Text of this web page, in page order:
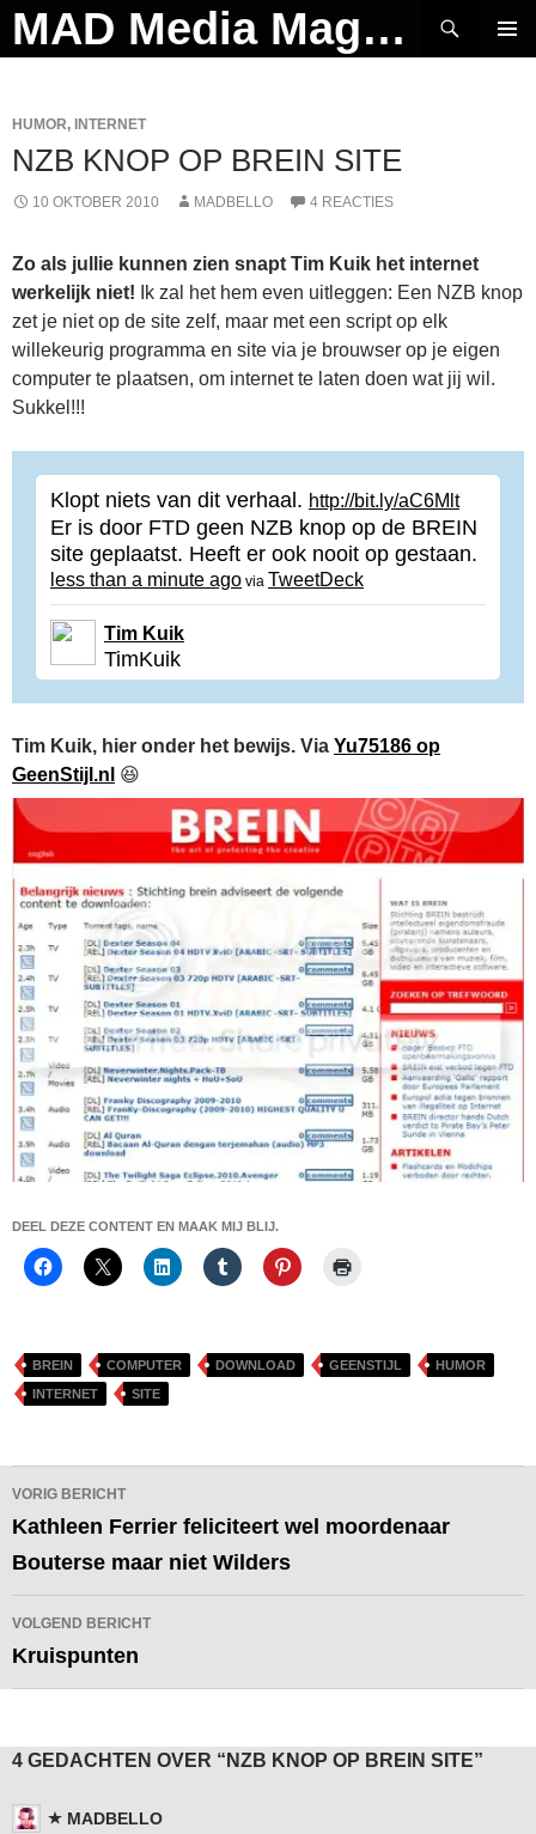
Ga
naar
MAD Media Magazine
Zoeken
HUMOR, INTERNET
NZB KNOP OP BREIN SITE
10 OKTOBER 2010 MADBELLO 4 REACTIES
Zo als jullie kunnen zien snapt Tim Kuik het internet
werkelijk niet! Ik zal het hem even uitleggen: Een NZB knop
zet je niet op de site zelf, maar met een script op elk
willekeurig programma en site via je brouwser op je eigen
computer te plaatsen, om internet te laten doen wat jij wil.
Sukkel!!!
Klopt niets van dit verhaal. http://bit.ly/aC6Mlt
Er is door FTD geen NZB knop op de BREIN
site geplaatst. Heeft er ook nooit op gestaan.
less than a minute ago via TweetDeck
Tim Kuik
TimKuik
Tim Kuik, hier onder het bewijs. Via Yu75186 op
GeenStijl.nl 😆
DEEL DEZE CONTENT EN MAAK MIJ BLIJ.
BREIN COMPUTER DOWNLOAD GEENSTIJL
HUMOR
INTERNET
SITE
Bericht
navigatie
VORIG BERICHT
Kathleen Ferrier feliciteert wel moordenaar
Bouterse maar niet Wilders
VOLGEND BERICHT
Kruispunten
4 GEDACHTEN OVER “NZB KNOP OP BREIN SITE”
MADBELLO